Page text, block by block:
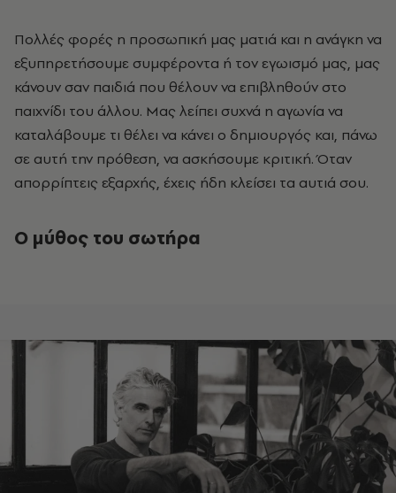
Πολλές φορές η προσωπική μας ματιά και η ανάγκη να
εξυπηρετήσουμε συμφέροντα ή τον εγωισμό μας, μας
κάνουν σαν παιδιά που θέλουν να επιβληθούν στο
παιχνίδι του άλλου. Μας λείπει συχνά η αγωνία να
καταλάβουμε τι θέλει να κάνει ο δημιουργός και, πάνω
σε αυτή την πρόθεση, να ασκήσουμε κριτική. Όταν
απορρίπτεις εξαρχής, έχεις ήδη κλείσει τα αυτιά σου.
Ο μύθος του σωτήρα